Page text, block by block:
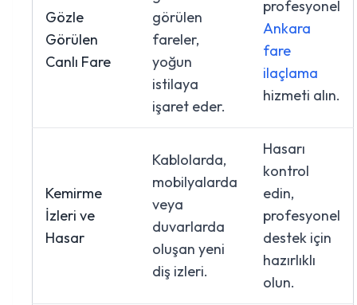
Gözle
Görülen
Canlı Fare
görülen
fareler,
yoğun
istilaya
işaret eder.
profesyonel
Ankara
fare
ilaçlama
hizmeti alın.
Kemirme
İzleri ve
Hasar
Kablolarda,
mobilyalarda
veya
duvarlarda
oluşan yeni
diş izleri.
Hasarı
kontrol
edin,
profesyonel
destek için
hazırlıklı
olun.